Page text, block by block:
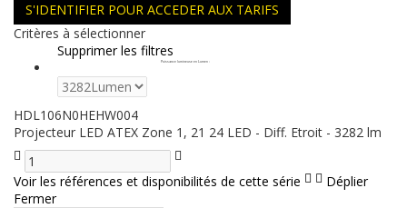
S'IDENTIFIER POUR ACCEDER AUX TARIFS
Critères à sélectionner
Supprimer les filtres
Puissance lumineuse en Lumen :
HDL106N0HEHW004
Projecteur LED ATEX Zone 1, 21 24 LED - Diff. Etroit - 3282 lm
Voir les références et disponibilités de cette série
Déplier
Fermer